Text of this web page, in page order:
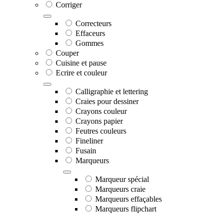
Corriger
Correcteurs
Effaceurs
Gommes
Couper
Cuisine et pause
Ecrire et couleur
Calligraphie et lettering
Craies pour dessiner
Crayons couleur
Crayons papier
Feutres couleurs
Fineliner
Fusain
Marqueurs
Marqueur spécial
Marqueurs craie
Marqueurs effaçables
Marqueurs flipchart